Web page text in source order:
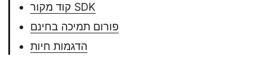
קוד מקור SDK
פורום תמיכה בחינם
הדגמות חיות